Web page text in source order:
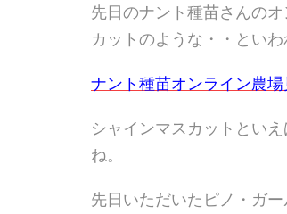
先日のナント種苗さんの
カットのような・・といわ
ナント種苗オンライン農
シャインマスカットとい
ね。
先日いただいたピノ・ガ